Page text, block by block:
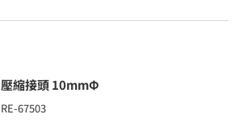
壓縮接頭 10mmΦ
RE-67503